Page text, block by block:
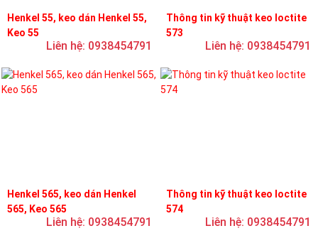
Henkel 55, keo dán Henkel 55,
Keo 55
Liên hệ: 0938454791
Thông tin kỹ thuật keo loctite
573
Liên hệ: 0938454791
Henkel 565, keo dán Henkel
565, Keo 565
Liên hệ: 0938454791
Thông tin kỹ thuật keo loctite
574
Liên hệ: 0938454791